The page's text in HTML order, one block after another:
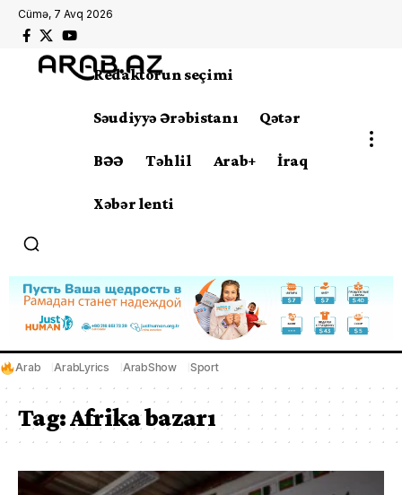
Cümə, 7 Avq 2026
Redaktorun seçimi
Səudiyyə Ərəbistanı Qətər
BƏƏ Təhlil Arab+ İraq
Xəbər lenti
Arab ArabLyrics ArabShow Sport
Tag:Afrika bazarı